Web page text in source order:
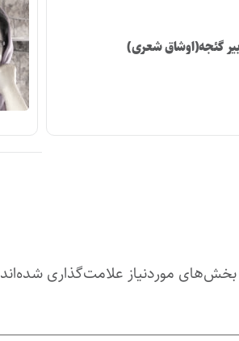
گئجه(اوشاق شعری)
بخش‌های موردنیاز علامت‌گذاری شده‌اند